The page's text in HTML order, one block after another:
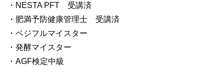
・NESTA PFT 受講済
・肥満予防健康管理士 受講済
・ベジフルマイスター
・発酵マイスター
・AGF検定中級